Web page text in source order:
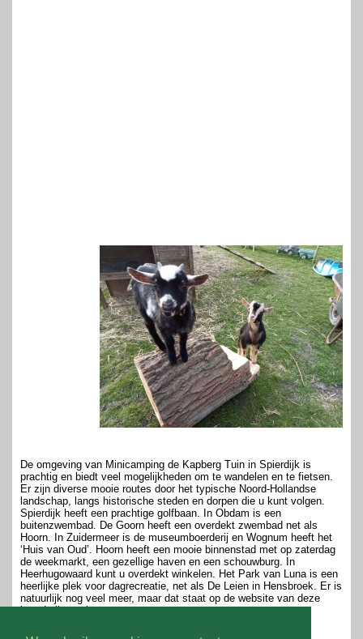
De omgeving van Minicamping de Kapberg Tuin in Spierdijk is
prachtig en biedt veel mogelijkheden om te wandelen en te fietsen.
Er zijn diverse mooie routes door het typische Noord-Hollandse
landschap, langs historische steden en dorpen die u kunt volgen.
Spierdijk heeft een prachtige golfbaan. In Obdam is een
buitenzwembad. De Goorn heeft een overdekt zwembad net als
Hoorn. In Zuidermeer is de museumboerderij en Wognum heeft het
‘Huis van Oud’. Hoorn heeft een mooie binnenstad met op zaterdag
de weekmarkt, een gezellige haven en een schouwburg. In
Heerhugowaard kunt u overdekt winkelen. Het Park van Luna is een
heerlijke plek voor dagrecreatie, net als De Leien in Hensbroek. Er is
natuurlijk nog veel meer, maar dat staat op de website van deze
boerderijcamping.